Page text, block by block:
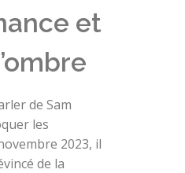
et
de Sam
les
2023, il
de la